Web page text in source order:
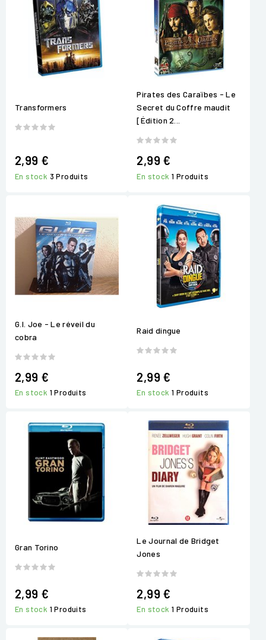
Transformers
2,99 €
En stock 3 Produits
Pirates des Caraïbes - Le
Secret du Coffre maudit
[Édition 2...
2,99 €
En stock1 Produits
G.I. Joe - Le réveil du
cobra
2,99 €
En stock 1 Produits
Raid dingue
2,99 €
En stock1 Produits
Gran Torino
2,99 €
En stock 1 Produits
Le Journal de Bridget
Jones
2,99 €
En stock1 Produits